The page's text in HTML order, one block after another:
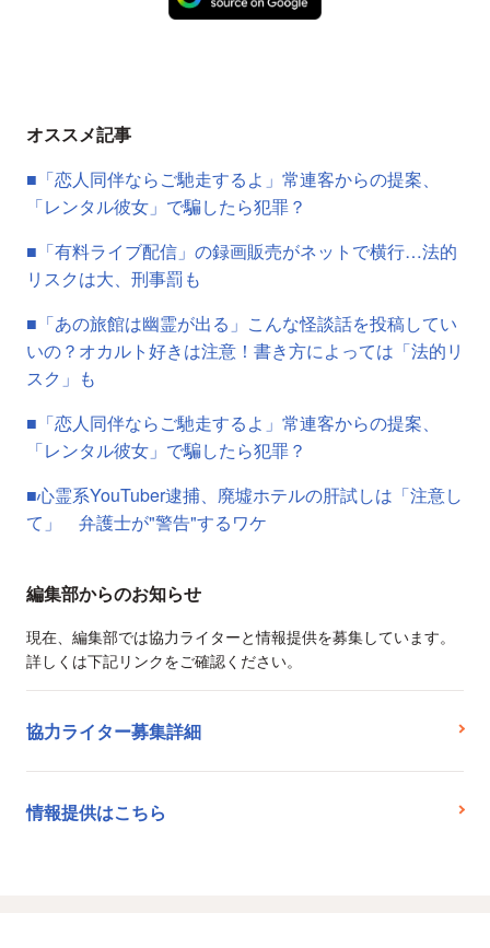
オススメ記事
■「恋人同伴ならご馳走するよ」常連客からの提案、
「レンタル彼女」で騙したら犯罪？
■「有料ライブ配信」の録画販売がネットで横行…法的
リスクは大、刑事罰も
■「あの旅館は幽霊が出る」こんな怪談話を投稿してい
いの？オカルト好きは注意！書き方によっては「法的リ
スク」も
■「恋人同伴ならご馳走するよ」常連客からの提案、
「レンタル彼女」で騙したら犯罪？
■心霊系YouTuber逮捕、廃墟ホテルの肝試しは「注意し
て」 弁護士が"警告"するワケ
編集部からのお知らせ
現在、編集部では協力ライターと情報提供を募集しています。
詳しくは下記リンクをご確認ください。
協力ライター募集詳細
情報提供はこちら